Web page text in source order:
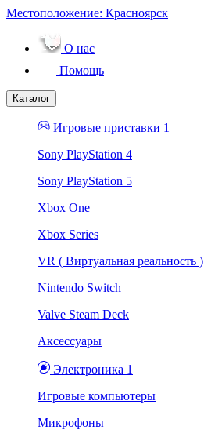
Местоположение: Красноярск
О нас
Помощь
Каталог
Игровые приставки 1
Sony PlayStation 4
Sony PlayStation 5
Xbox One
Xbox Series
VR ( Виртуальная реальность )
Nintendo Switch
Valve Steam Deck
Аксессуары
Электроника 1
Игровые компьютеры
Микрофоны